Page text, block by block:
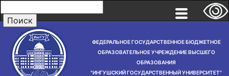
ФЕДЕРАЛЬНОЕ ГОСУДАРСТВЕННОЕ БЮДЖЕТНОЕ
ОБРАЗОВАТЕЛЬНОЕ УЧРЕЖДЕНИЕ ВЫСШЕГО
ОБРАЗОВАНИЯ
"ИНГУШСКИЙ ГОСУДАРСТВЕННЫЙ УНИВЕРСИТЕТ"